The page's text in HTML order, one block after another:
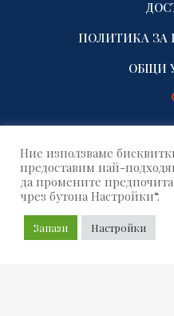
ПОЛИТИКА ЗА
ОБЩИ
© 2021 Name
Build by
Ние използваме
предоставим най-
да промените
чрез бутона Настройки“.
Запази Настройки